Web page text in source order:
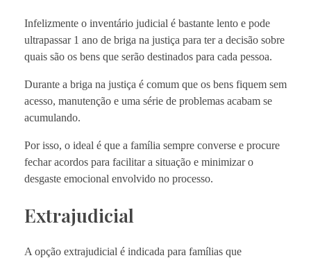
Infelizmente o inventário judicial é bastante lento e pode
ultrapassar 1 ano de briga na justiça para ter a decisão sobre
quais são os bens que serão destinados para cada pessoa.
Durante a briga na justiça é comum que os bens fiquem sem
acesso, manutenção e uma série de problemas acabam se
acumulando.
Por isso, o ideal é que a família sempre converse e procure
fechar acordos para facilitar a situação e minimizar o
desgaste emocional envolvido no processo.
Extrajudicial
A opção extrajudicial é indicada para famílias que